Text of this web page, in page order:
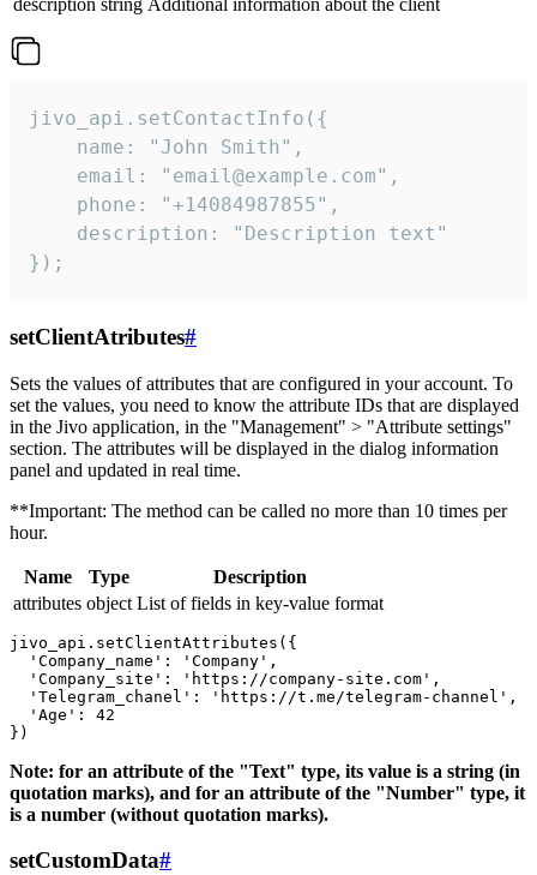
description string Additional information about the client
jivo_api.setContactInfo({
    name: "John Smith",
    email: "email@example.com",
    phone: "+14084987855",
    description: "Description text"
});
setClientAtributes#
Sets the values ​​of attributes that are configured in your account. To
set the values, you need to know the attribute IDs that are displayed
in the Jivo application, in the "Management" > "Attribute settings"
section. The attributes will be displayed in the dialog information
panel and updated in real time.
**Important: The method can be called no more than 10 times per
hour.
Name Type
Description
attributes object List of fields in key-value format
jivo_api.setClientAttributes({
  'Company_name': 'Company',
  'Company_site': 'https://company-site.com',
  'Telegram_chanel': 'https://t.me/telegram-channel',
  'Age': 42
Note: for an attribute of the "Text" type, its value is a string (in
quotation marks), and for an attribute of the "Number" type, it
is a number (without quotation marks).
setCustomData#